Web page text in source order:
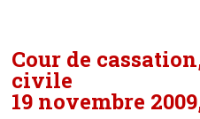
Cour de
civile
19 novembre